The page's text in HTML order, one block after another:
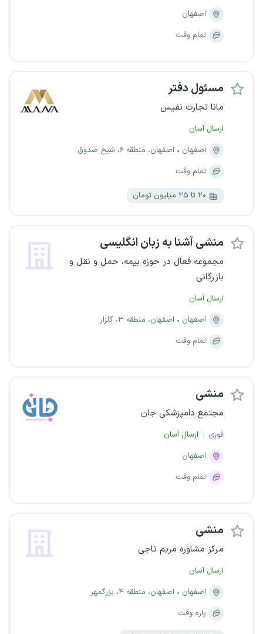
اصفهان
تمام وقت
مسئول دفتر
مانا تجارت نفیس
ارسال آسان
اصفهان
اصفهان، منطقه ۶، شیخ صدوق
تمام وقت
۲۰ تا ۲۵ میلیون تومان
منشی آشنا به زبان انگلیسی
مجموعه فعال در حوزه بیمه، حمل و نقل و
بازرگانی
ارسال آسان
اصفهان
اصفهان، منطقه ۳، گلزار
تمام وقت
منشی
مجتمع دامپزشکی جان
فوری
ارسال آسان
اصفهان
تمام وقت
منشی
مرکز مشاوره مریم تاجی
ارسال آسان
اصفهان
اصفهان، منطقه ۴، بزرگمهر
پاره وقت